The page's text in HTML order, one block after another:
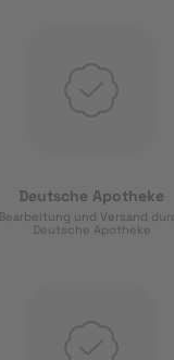
Deutsche Apotheke
Bearbeitung und Versand
Deutsche Apotheke